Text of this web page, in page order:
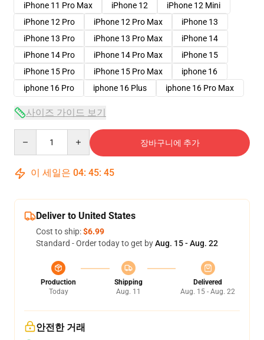
iPhone 11 Pro Max
iPhone 12
iPhone 12 Mini
iPhone 12 Pro
iPhone 12 Pro Max
iPhone 13
iPhone 13 Pro
iPhone 13 Pro Max
iPhone 14
iPhone 14 Pro
iPhone 14 Pro Max
iPhone 15
iPhone 15 Pro
iPhone 15 Pro Max
iphone 16
iphone 16 Pro
iphone 16 Plus iphone 16 Pro Max
사이즈 가이드 보기
장바구니에 추가
이 세일은 04: 45: 45
Deliver to United States
Cost to ship:$6.99
Standard - Order today to get byAug. 15 - Aug. 22
Production
Today
Shipping
Aug. 11
Delivered
Aug. 15 - Aug. 22
안전한 거래